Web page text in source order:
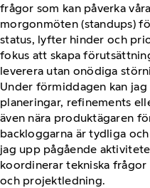
frågor som kan påverka
morgonmöten (standups)
status, lyfter hinder och
fokus att skapa
leverera utan onödiga
Under förmiddagen kan
planeringar, refinements
även nära produktägaren
backloggarna är tydliga
jag upp pågående
koordinerar tekniska
och projektledning.